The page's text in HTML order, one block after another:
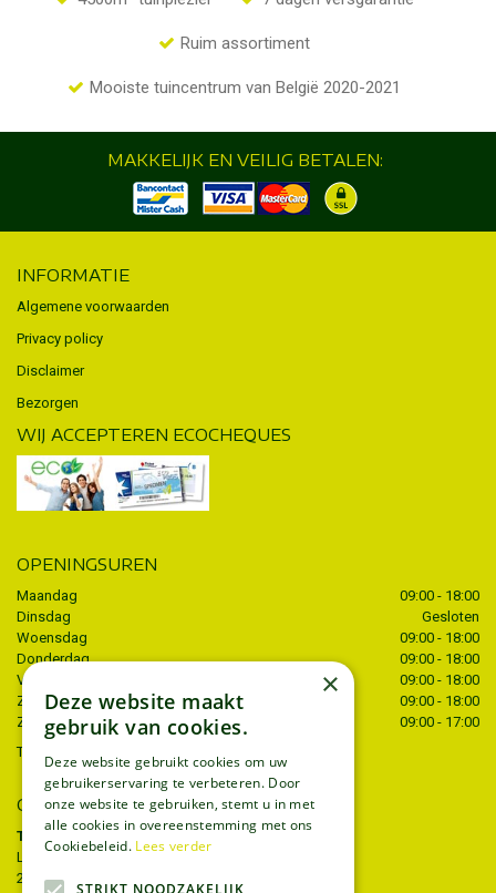
Ruim assortiment
Mooiste tuincentrum van België 2020-2021
MAKKELIJK EN VEILIG BETALEN:
INFORMATIE
Algemene voorwaarden
Privacy policy
Disclaimer
Bezorgen
WIJ ACCEPTEREN ECOCHEQUES
OPENINGSUREN
Maandag
09:00 - 18:00
Dinsdag
Gesloten
Woensdag
09:00 - 18:00
Donderdag
09:00 - 18:00
Vrijdag
09:00 - 18:00
Zaterdag
09:00 - 18:00
Zondag
09:00 - 17:00
Toon alle openingstijden
CONTACT
Tuincentrum Thiels
Liersesteenweg 68
2221 Heist-op-den-berg
×
Deze website maakt
gebruik van cookies.
Deze website gebruikt cookies om uw
gebruikerservaring te verbeteren. Door
onze website te gebruiken, stemt u in met
alle cookies in overeenstemming met ons
Cookiebeleid. Lees verder
STRIKT NOODZAKELIJK